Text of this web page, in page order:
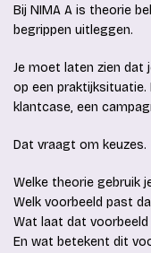
Bij NIMA A is theorie
begrippen uitleggen.
Je moet laten zien dat
op een praktijksituatie.
klantcase, een
Dat vraagt om keuzes.
Welke theorie gebruik
Welk voorbeeld past
Wat laat dat voorbeeld
En wat betekent dit